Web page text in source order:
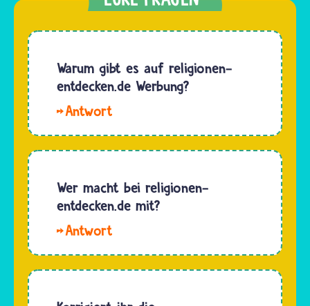
Warum gibt es auf religionen-
entdecken.de Werbung?
Webseite
entdecken.de
findest
viel
Wissen
über
Wer macht bei religionen-
entdecken.de mit?
der
religionen-